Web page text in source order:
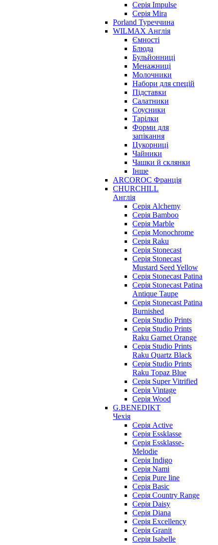
Серія Impulse
Серія Mira
Porland Туреччина
WILMAX Англія
Ємності
Блюда
Бульйонниці
Менажниці
Молочники
Набори для спецій
Підставки
Салатники
Соусники
Тарілки
Форми для
запікання
Цукорниці
Чайники
Чашки й склянки
Інше
ARCOROC Франція
CHURCHILL
Англія
Серія Alchemy
Серія Bamboo
Серія Marble
Серія Monochrome
Серія Raku
Серія Stonecast
Серія Stonecast
Mustard Seed Yellow
Серія Stonecast Patina
Серія Stonecast Patina
Antique Taupe
Серія Stonecast Patina
Burnished
Серія Studio Prints
Серія Studio Prints
Raku Garnet Orange
Серія Studio Prints
Raku Quartz Black
Серія Studio Prints
Raku Topaz Blue
Серія Super Vitrified
Серія Vintage
Серія Wood
G.BENEDIKT
Чехія
Cерія Active
Cерія Essklasse
Cерія Essklasse-
Melodie
Cерія Indigo
Cерія Nami
Cерія Pure line
Серія Basic
Серія Country Range
Серія Daisy
Серія Diana
Серія Excellency
Серія Granit
Серія Isabelle